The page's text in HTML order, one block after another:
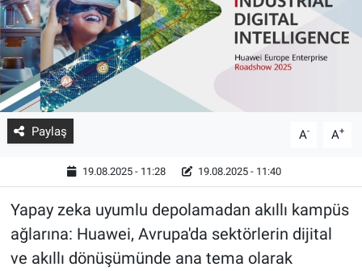
Paylaş A- A+
19.08.2025 - 11:28 19.08.2025 - 11:40
Yapay zeka uyumlu depolamadan akıllı kampüs
ağlarına: Huawei, Avrupa'da sektörlerin dijital
ve akıllı dönüşümünde ana tema olarak